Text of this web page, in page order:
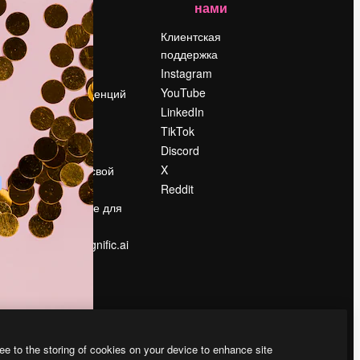
Цены
О нас
Reviews
Вакансии
Поиск тенденций
Блог
События
Slidesgo
Продайте свой
контент
Помещение для
прессы
Ищете magnific.ai
нами
Клиентская
поддержка
Instagram
YouTube
LinkedIn
TikTok
Discord
X
Reddit
to the storing of cookies on your device to enhance site